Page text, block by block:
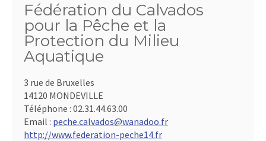
Fédération du Calvados
pour la Pêche et la
Protection du Milieu
Aquatique
3 rue de Bruxelles
14120 MONDEVILLE
Téléphone : 02.31.44.63.00
Email : peche.calvados@wanadoo.fr
http://www.federation-peche14.fr